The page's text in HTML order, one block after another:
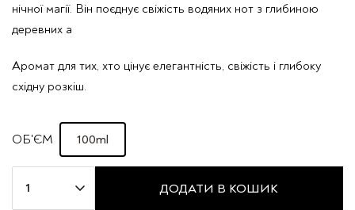
нічної магії. Він поєднує свіжість водяних нот з глибиною
деревних а
Аромат для тих, хто цінує елегантність, свіжість і глибоку
східну розкіш.
ОБ'ЄМ 100ml
ДОДАТИ В КОШИК